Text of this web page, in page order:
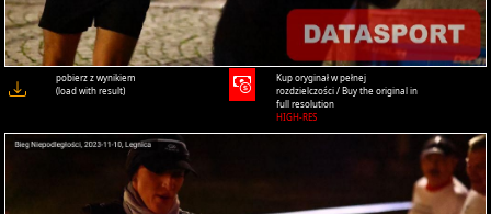
pobierz z wynikiem
(load with result)
Kup oryginał w pełnej
rozdzielczości / Buy the original in
full resolution
HIGH-RES